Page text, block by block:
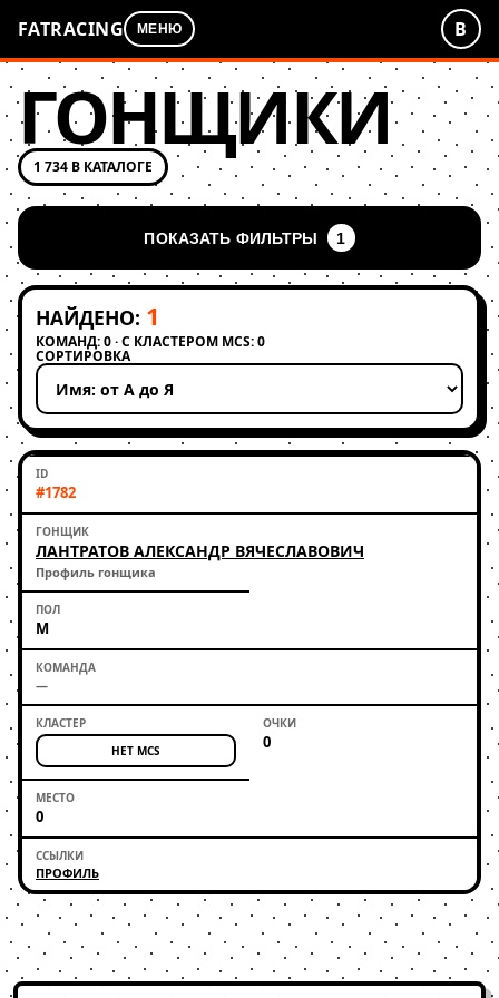
FATRACING МЕНЮ В
ГОНЩИКИ
1 734 В КАТАЛОГЕ
ПОКАЗАТЬ ФИЛЬТРЫ 1
НАЙДЕНО: 1
КОМАНД: 0 · С КЛАСТЕРОМ MCS: 0
СОРТИРОВКА
Применить сортировку
#1782
ЛАНТРАТОВ АЛЕКСАНДР ВЯЧЕСЛАВОВИЧ
Профиль гонщика
М
—
НЕТ MCS 0
0
ПРОФИЛЬ